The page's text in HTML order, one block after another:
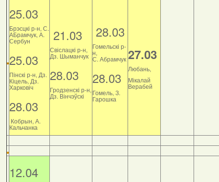
25.03
Брэсцкі р-н, С.
АБрамчук, А.
Сербун
25.03
Пінскі р-н, Дз.
Кіцель, Дз.
Харковіч
28.03
Кобрын, А.
Кальчанка
21.03
Свіслацкі р-н,
Дз. Шыманчук
28.03
Гродзенскі р-н,
Дз. Вінчэўскі
28.03
Гомельскі р-
н,
С. Абрамчук
28.03
Гомель, З.
Гарошка
27.03
Любань,
Мікалай
Верабей
12.04